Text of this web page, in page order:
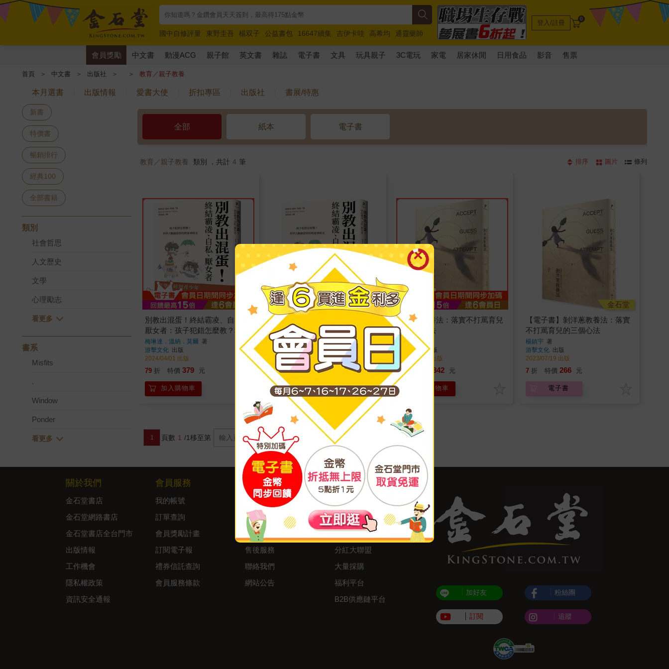
國中自修評量 東野圭吾 楊双子 公益書包 16647續集 吉伊卡哇 高希均
通靈藥師
唯紅花綻放
奧德賽 路邊攤新作 馬斯克 玩具總動員5 超慢跑
登入/註冊 0
會員獎勵 中文書 動漫ACG 親子館 英文書 雜誌 電子書 文具 玩具親子 3C電玩 家電 居家休閒 日用食品 影音 售票
首頁 ＞ 中文書 ＞ 出版社 ＞ ＞ 教育／親子教養
本月選書 出版情報 愛書大使 折扣專區 出版社 書展/特惠
新書
特價書
暢銷排行
經典100
全部書籍
類別
社會哲思
人文歷史
文學
心理勵志
書系
Misfits
.
Window
Ponder
全部 紙本 電子書
教育／親子教養 類別 ，共計 4 筆 排序 圖片 條列
別教出混蛋！終結霸凌、自私、
厭女者：孩子犯錯怎麼教？科學
大數據當你的教養神隊友
梅琳達．溫納．莫爾 著
游擊文化 出版
2024/04/01 出版
79 折 特價 379 元
加入購物車
金石堂
【電子書】別教出混蛋！終結霸
凌、自私、厭女者：孩子犯錯怎
麼教？科學大數據當你的教養神
隊友
梅琳達．溫納．莫爾著
游擊文化
出版
2024/04/01 出版
7 折 特價 336 元
電子書
剝洋蔥教養法：落實不打罵育兒
的三個心法
楊鎮宇
著
游擊文化 出版
2023/07/19 出版
9 折 342 元
加入購物車
金石堂
【電子書】剝洋蔥教養法：落實
不打罵育兒的三個心法
楊鎮宇 著
游擊文化 出版
2023/07/19 出版
7 折 特價 266 元
電子書
1 頁數 1 /1移至第 頁
關於我們
金石堂書店
金石堂網路書店
金石堂書店全台門市
出版情報
工作機會
隱私權政策
資訊安全通報
會員服務
我的帳號
訂單查詢
會員獎勵計畫
訂閱電子報
禮券信託查詢
會員服務條款
客服中心
購物說明
付款方式
寄送方式
售後服務
聯絡我們
網站公告
合作與服務
異業合作
我要成為供應商
廣告合作
分紅大聯盟
大量採購
福利平台
B2B供應鏈平台
加好友
訂閱
粉絲團
追蹤